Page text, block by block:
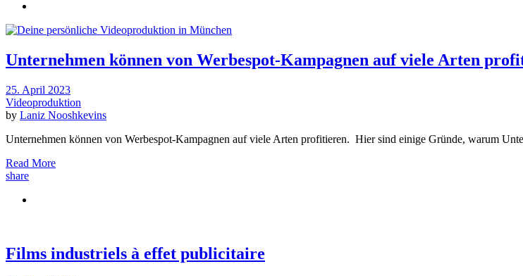
Unternehmen können von Werbespot-Kampagnen auf viele Arten
25. April 2023
Videoproduktion
by Laniz Nooshkevins
Unternehmen können von Werbespot-Kampagnen auf viele Arten profitieren. Hier sind einige Gründe, warum
Read More
share
Films industriels à effet publicitaire